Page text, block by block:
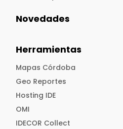
Novedades
Herramientas
Mapas Córdoba
Geo Reportes
Hosting IDE
OMI
IDECOR Collect